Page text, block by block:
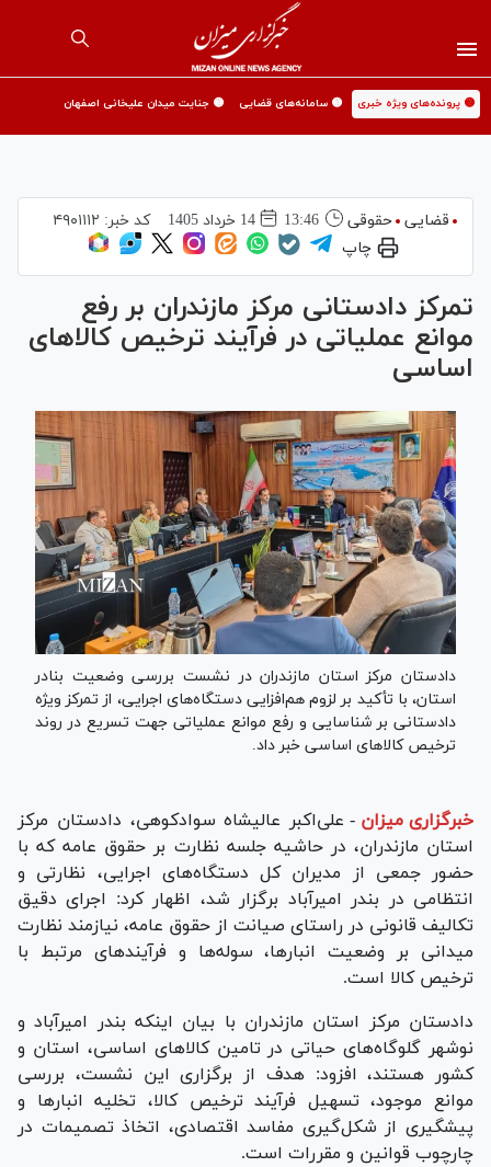
🟡 پرونده‌های ویژه خبری 🟡 سامانه‌های قضایی 🟡 جنایت میدان علیخانی اصفهان
قضایی حقوقی 13:46 14 خرداد 1405 کد خبر: ۴۹۰۱۱۱۲
چاپ
تمرکز دادستانی مرکز مازندران بر رفع
موانع عملیاتی در فرآیند ترخیص کالا‌های
اساسی
دادستان مرکز استان مازندران در نشست بررسی وضعیت بنادر
استان، با تأکید بر لزوم هم‌افزایی دستگاه‌های اجرایی، از تمرکز ویژه
دادستانی بر شناسایی و رفع موانع عملیاتی جهت تسریع در روند
ترخیص کالا‌های اساسی خبر داد.
خبرگزاری میزان - علی‌اکبر عالیشاه سوادکوهی، دادستان مرکز
استان مازندران، در حاشیه جلسه نظارت بر حقوق عامه که با
حضور جمعی از مدیران کل دستگاه‌های اجرایی، نظارتی و
انتظامی در بندر امیرآباد برگزار شد، اظهار کرد: اجرای دقیق
تکالیف قانونی در راستای صیانت از حقوق عامه، نیازمند نظارت
میدانی بر وضعیت انبارها، سوله‌ها و فرآیند‌های مرتبط با
ترخیص کالا است.
دادستان مرکز استان مازندران با بیان اینکه بندر امیرآباد و
نوشهر گلوگاه‌های حیاتی در تامین کالا‌های اساسی، استان و
کشور هستند، افزود: هدف از برگزاری این نشست، بررسی
موانع موجود، تسهیل فرآیند ترخیص کالا، تخلیه انبار‌ها و
پیشگیری از شکل‌گیری مفاسد اقتصادی، اتخاذ تصمیمات در
چارچوب قوانین و مقررات است.